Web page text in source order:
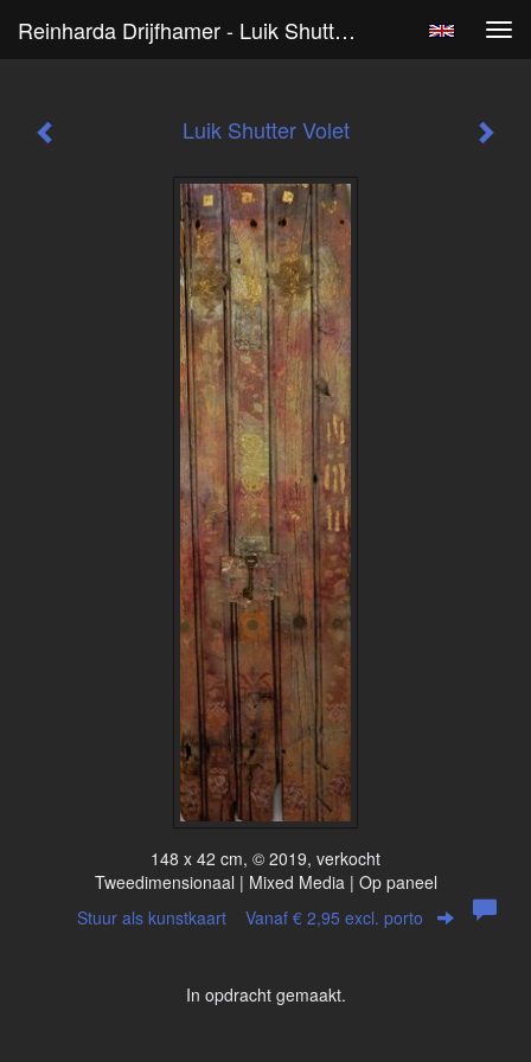
Reinharda Drijfhamer - Luik Shutter Volet
Luik Shutter Volet
148 x 42 cm, © 2019, verkocht
Tweedimensionaal | Mixed Media | Op paneel
Stuur als kunstkaart Vanaf € 2,95 excl. porto
In opdracht gemaakt.